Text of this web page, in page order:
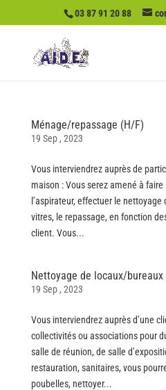
03 87 91 20 88
Ménage/repassage (H/F)
19 Sep , 2023
Vous interviendrez auprès de
maison : Vous serez amené à
l’aspirateur, effectuer le
vitres, le repassage, en fonction
client. Vous...
Nettoyage de locaux/bureaux
19 Sep , 2023
Vous interviendrez auprès d’une
collectivités ou associations pour
salle de réunion, de salle
restauration, sanitaires, vous
poubelles, nettoyer...